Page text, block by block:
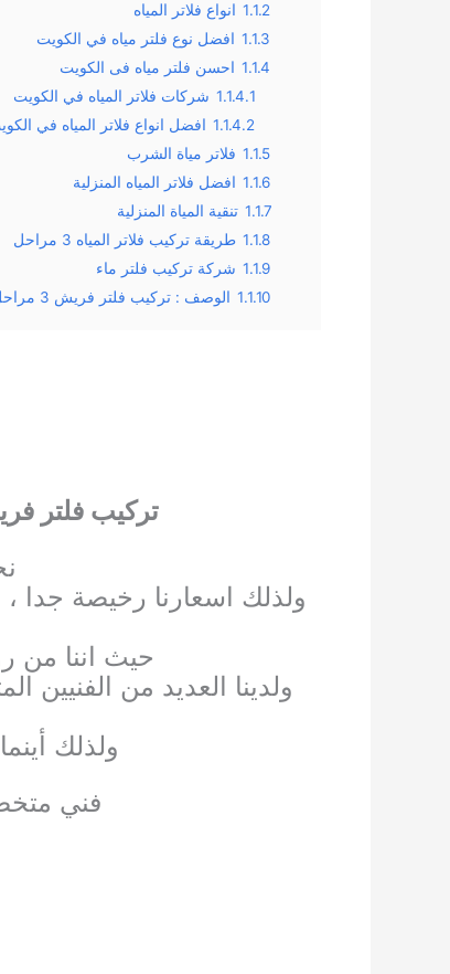
1.1.2 انواع فلاتر المياه
1.1.3 افضل نوع فلتر مياه في الكويت
1.1.4 احسن فلتر مياه فى الكويت
1.1.4.1 شركات فلاتر المياه في الكويت
1.1.4.2 افضل انواع فلاتر المياه في
1.1.5 فلاتر مياة الشرب
1.1.6 افضل فلاتر المياه المنزلية
1.1.7 تنقية المياة المنزلية
1.1.8 طريقة تركيب فلاتر المياه 3 مراحل
1.1.9 شركة تركيب فلتر ماء
1.1.10 الوصف : تركيب فلتر فريش 3 مراحل
تركيب فلتر فريش 3
ولذلك اسعارنا رخيصة جدا ،
حيث اننا من
ولدينا العديد من الفنيين
ولذلك
فني